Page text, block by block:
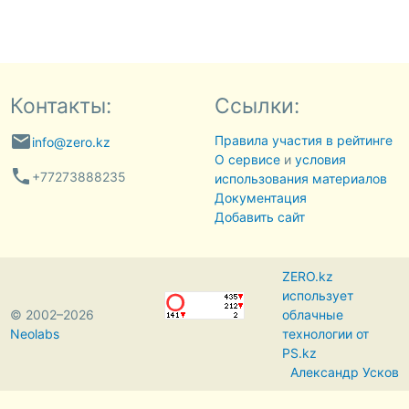
Контакты:
emailinfo@zero.kz
phone +77273888235
Ссылки:
Правила участия в рейтинге
О сервисеи условия
использования материалов
Документация
Добавить сайт
© 2002–2026
Neolabs
ZERO.kz
использует
облачные
технологии от
PS.kz
Александр Усков